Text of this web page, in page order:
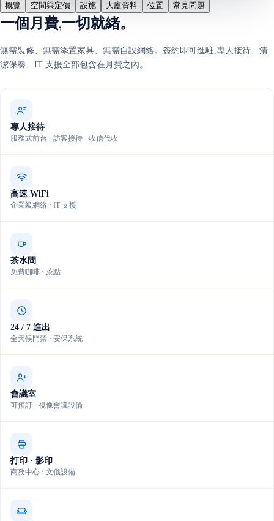
概覽 空間與定價 設施 大廈資料 位置 常見問題
一個月費,一切就緒。
無需裝修、無需添置家具、無需自設網絡。簽約即可進駐,專人接待、清
潔保養、IT 支援全部包含在月費之內。
專人接待
服務式前台 · 訪客接待 · 收信代收
高速 WiFi
企業級網絡 · IT 支援
茶水間
免費咖啡 · 茶點
24 / 7 進出
全天候門禁 · 安保系統
會議室
可預訂 · 視像會議設備
打印 · 影印
商務中心 · 文儀設備